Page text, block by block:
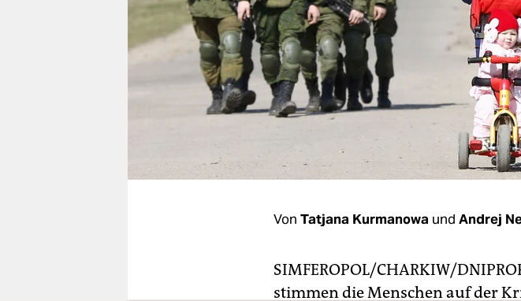
verlag
veranstaltungen
fragen & hilfe
unterstützen
Von Tatjana Kurmanowa und Andrej
SIMFEROPOL/CHARKIW/
stimmen die Menschen auf der